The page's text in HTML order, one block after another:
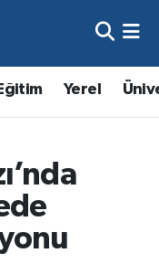
Eğitim Yerel